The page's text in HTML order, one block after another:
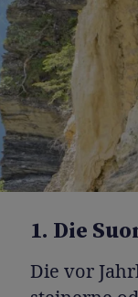
1. Die
Die vor